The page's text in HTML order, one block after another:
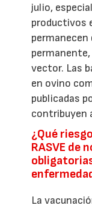
julio,
productivos
permanecen
vector. Las
en ovino
publicadas
contribuyen
¿Qué
RASVE de
La